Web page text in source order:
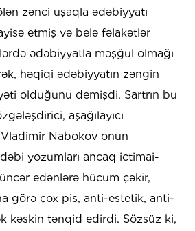
zənci uşaqla ədəbiyyatı
etmiş və belə fəlakətlər
ədəbiyyatla məşğul olmağı
həqiqi ədəbiyyatın zəngin
olduğunu demişdi. Sartrın bu
aşağılayıcı
Vladimir Nabokov onun
yozumları ancaq ictimai-
edənlərə hücum çəkir,
görə çox pis, anti-estetik, anti-
kəskin tənqid edirdi. Sözsüz ki,